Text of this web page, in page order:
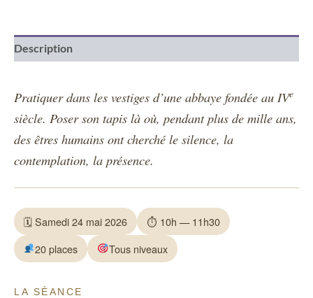
Description
Pratiquer dans les vestiges d’une abbaye fondée au IVe
siècle. Poser son tapis là où, pendant plus de mille ans,
des êtres humains ont cherché le silence, la
contemplation, la présence.
🗓 Samedi 24 mai 2026
⏱ 10h — 11h30
20 places
Tous niveaux
LA SÉANCE